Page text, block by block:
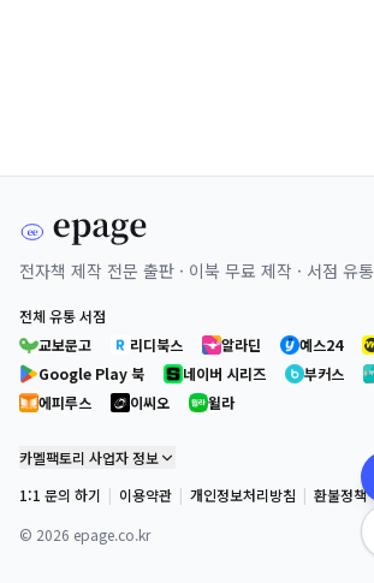
전자책 제작 전문 출판 · 이북 무료 제작 · 서점 유통
전체 유통 서점
교보문고
리디북스 알라딘 예스24
Google Play 북
네이버 시리즈 부커스
에피루스
이씨오 윌라
카멜팩토리 사업자 정보
1:1 문의 하기 | 이용약관 | 개인정보처리방침 | 환불정책
© 2026 epage.co.kr